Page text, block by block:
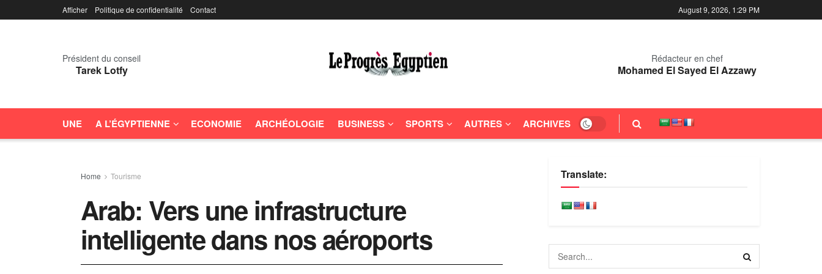
Afficher Politique de confidentialité Contact August 9, 2026, 1:29 PM
Président du conseil
Tarek Lotfy
Rédacteur en chef
Mohamed El Sayed El Azzawy
UNE A L’ÉGYPTIENNE ECONOMIE ARCHÉOLOGIE BUSINESS SPORTS AUTRES ARCHIVES
Home Tourisme
Arab: Vers une infrastructure
intelligente dans nos aéroports
Translate: